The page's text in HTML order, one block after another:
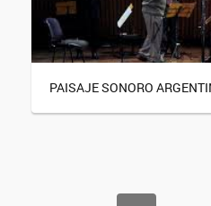
PAISAJE SONORO